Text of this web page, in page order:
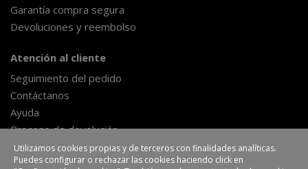
Garantía compra segura
Devoluciones y reembolso
Atención al cliente
Seguimiento del pedido
Contáctanos
Ayuda
Proceso de devolución
Formulario de desestimiento
Utilizamos cookies propias y de terceros con finalidades analíticas.
Puedes configurar o rechazar las cookies haciendo click en